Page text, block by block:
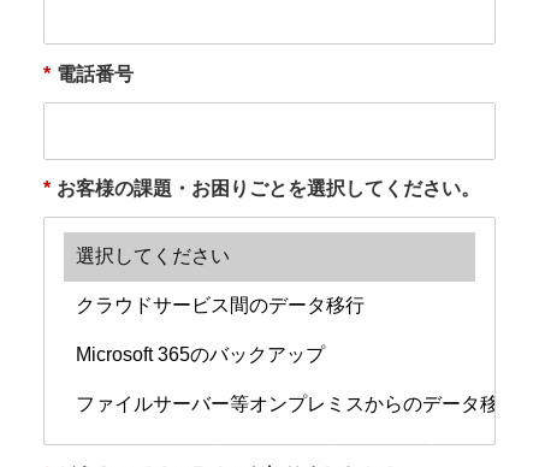
* 電話番号
* お客様の課題・お困りごとを選択してください。